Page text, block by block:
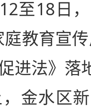
18日，
教育宣
进法》落
水区新